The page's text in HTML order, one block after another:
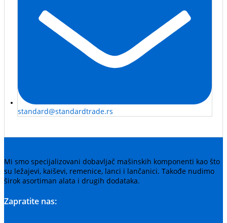
standard@standardtrade.rs
Mi smo specijalizovani dobavljač mašinskih komponenti kao što
su ležajevi, kaiševi, remenice, lanci i lančanici. Takođe nudimo
širok asortiman alata i drugih dodataka.
Zapratite nas: